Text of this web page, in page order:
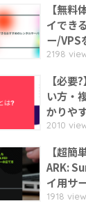
【無
イでき
ー/VPS
2198
【必
い方・
かりや
2010
【超簡
ARK:
イ用サ
1918